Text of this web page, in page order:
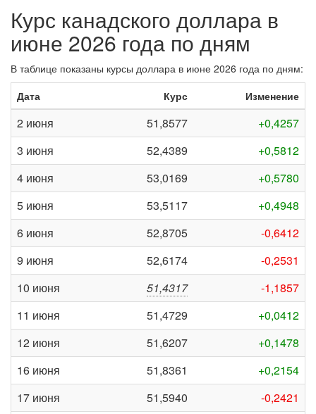
Курс канадского доллара в
июне 2026 года по дням
В таблице показаны курсы доллара в июне 2026 года по дням:
Дата
Курс Изменение
2 июня 51,8577
+0,4257
3 июня
52,4389
+0,5812
4 июня
53,0169
+0,5780
5 июня
53,5117
+0,4948
6 июня
52,8705
-0,6412
9 июня
52,6174
-0,2531
10 июня
51,4317
-1,1857
11 июня
51,4729
+0,0412
12 июня
51,6207
+0,1478
16 июня
51,8361
+0,2154
17 июня
51,5940
-0,2421